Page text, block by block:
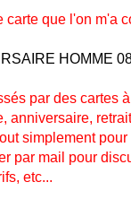
carte que l'on m'a
par des cartes
anniversaire,
simplement
par mail pour
etc...